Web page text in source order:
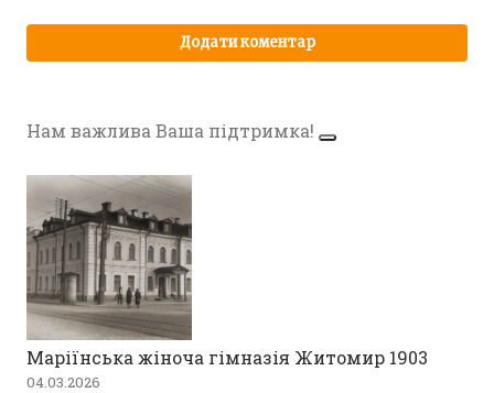
Нам важлива Ваша підтримка!
Маріїнська жіноча гімназія Житомир 1903
04.03.2026